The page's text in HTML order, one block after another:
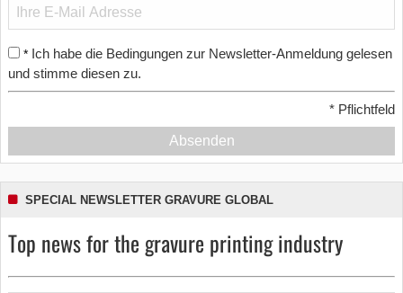
* Ich habe die Bedingungen zur Newsletter-Anmeldung gelesen
und stimme diesen zu.
* Pflichtfeld
Absenden
SPECIAL NEWSLETTER GRAVURE GLOBAL
Top news for the gravure printing industry